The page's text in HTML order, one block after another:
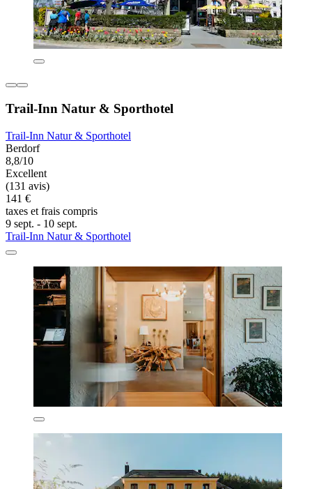
Trail-Inn Natur & Sporthotel
Trail-Inn Natur & Sporthotel
Berdorf
8,8/10
Excellent
(131 avis)
141 €
taxes et frais compris
9 sept. - 10 sept.
Trail-Inn Natur & Sporthotel